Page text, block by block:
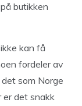
butikken
kan få
fordeler av
som Norge
er det snakk